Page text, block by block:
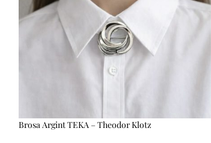
Brosa Argint TEKA – Theodor Klotz